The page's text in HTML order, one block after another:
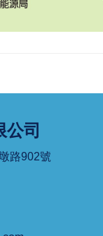
公司
路902號